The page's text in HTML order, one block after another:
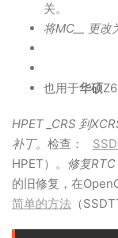
关。
将MC__ 更改
也用于华硕
HPET _CRS 到
补丁。 检查：
HPET）。 修复
的旧修复，在
简单的方法 （